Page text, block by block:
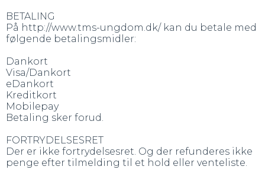
BETALING
På http://www.tms-ungdom.dk/ kan du betale med
følgende betalingsmidler:
Dankort
Visa/Dankort
eDankort
Kreditkort
Mobilepay
Betaling sker forud.
FORTRYDELSESRET
Der er ikke fortrydelsesret. Og der refunderes ikke
penge efter tilmelding til et hold eller venteliste.